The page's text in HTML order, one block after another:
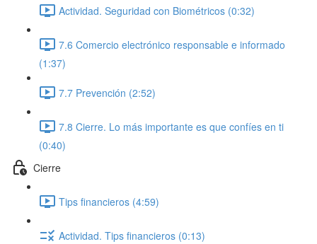
Actividad. Seguridad con Biométricos (0:32)
7.6 Comercio electrónico responsable e informado
(1:37)
7.7 Prevención (2:52)
7.8 Cierre. Lo más importante es que confíes en ti
(0:40)
Cierre
Tips financieros (4:59)
Actividad. Tips financieros (0:13)